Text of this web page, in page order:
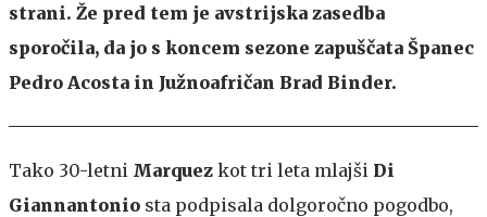
strani. Že pred tem je avstrijska zasedba
sporočila, da jo s koncem sezone zapuščata Španec
Pedro Acosta in Južnoafričan Brad Binder.
Tako 30-letni Marquez kot tri leta mlajši Di
Giannantonio sta podpisala dolgoročno pogodbo,